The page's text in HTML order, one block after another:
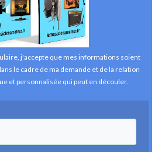
j'accepte que mes informations soient
le cadre de ma demande et de la relation
et personnalisée qui peut en découler.